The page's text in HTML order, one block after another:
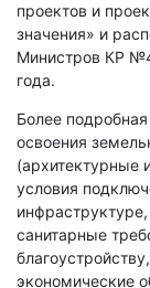
проектов и
значения» и
Министров КР
года.
Более
освоения
(архитектурные
условия
санитарные
экономические